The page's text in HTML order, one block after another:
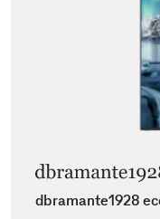
dbramante1928